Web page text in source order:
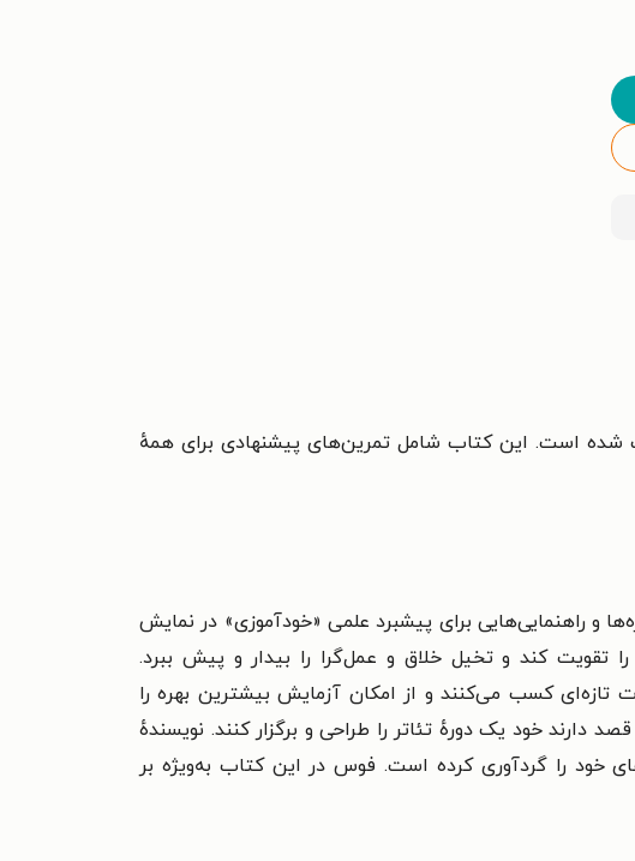
شده است. این کتاب شامل تمرین‌های پیشنهادی برای همهٔ
و راهنمایی‌هایی برای پیشبرد علمی «خودآموزی» در نمایش
را تقویت کند و تخیل خلاق و عمل‌گرا را بیدار و پیش ببرد.
تازه‌ای کسب می‌کنند و از امکان آزمایش بیشترین بهره را
دارند خود یک دورهٔ تئاتر را طراحی و برگزار کنند. نویسندهٔ
خود را گردآوری کرده است. فوس در این کتاب به‌ویژه بر